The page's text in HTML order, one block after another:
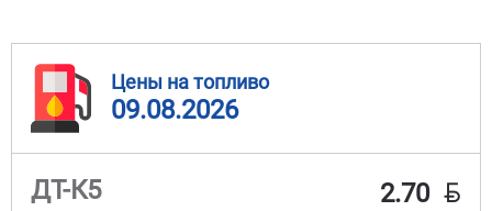
Цены на топливо
09.08.2026
ДТ-К5 2.70 BYN